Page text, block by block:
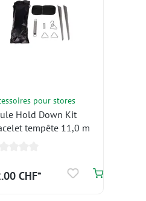
pour stores
Hold Down Kit
tempête 11,0 m
CHF*